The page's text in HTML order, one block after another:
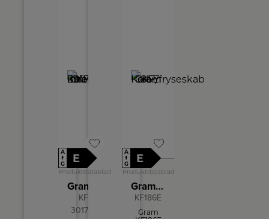
A
↑
G
E
Produktdatablad
KFI
301754
A
↑
G
E
Produktdatablad
Gram Køle-/fryseskab KF 186E
KF186E
Gram